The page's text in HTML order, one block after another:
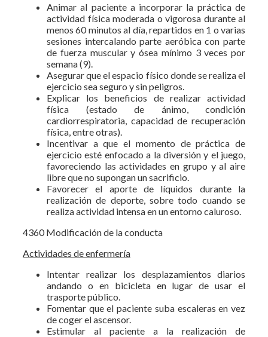
Animar al paciente a incorporar la práctica de
actividad física moderada o vigorosa durante al
menos 60 minutos al día, repartidos en 1 o varias
sesiones intercalando parte aeróbica con parte
de fuerza muscular y ósea mínimo 3 veces por
semana (9).
Asegurar que el espacio físico donde se realiza el
ejercicio sea seguro y sin peligros.
Explicar los beneficios de realizar actividad
física (estado de ánimo, condición
cardiorrespiratoria, capacidad de recuperación
física, entre otras).
Incentivar a que el momento de práctica de
ejercicio esté enfocado a la diversión y el juego,
favoreciendo las actividades en grupo y al aire
libre que no supongan un sacrificio.
Favorecer el aporte de líquidos durante la
realización de deporte, sobre todo cuando se
realiza actividad intensa en un entorno caluroso.
4360 Modificación de la conducta
Actividades de enfermería
Intentar realizar los desplazamientos diarios
andando o en bicicleta en lugar de usar el
trasporte público.
Fomentar que el paciente suba escaleras en vez
de coger el ascensor.
Estimular al paciente a la realización de